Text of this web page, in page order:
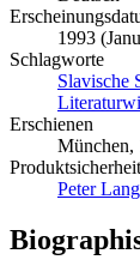
1993
Schlagworte
Slavische
Erschienen
München,
Produktsicherheit
Peter